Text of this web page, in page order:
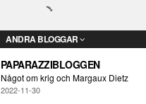
ANDRA BLOGGAR
PAPARAZZIBLOGGEN
Något om krig och Margaux Dietz
2022-11-30